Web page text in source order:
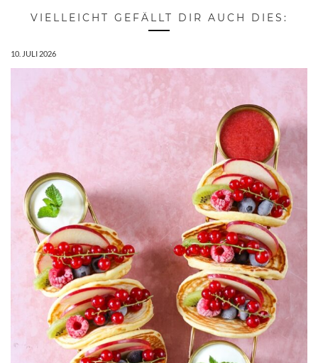
VIELLEICHT GEFÄLLT DIR AUCH DIES:
10. JULI 2026